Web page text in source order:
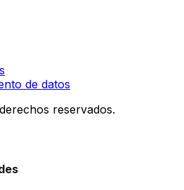
de datos
reservados.